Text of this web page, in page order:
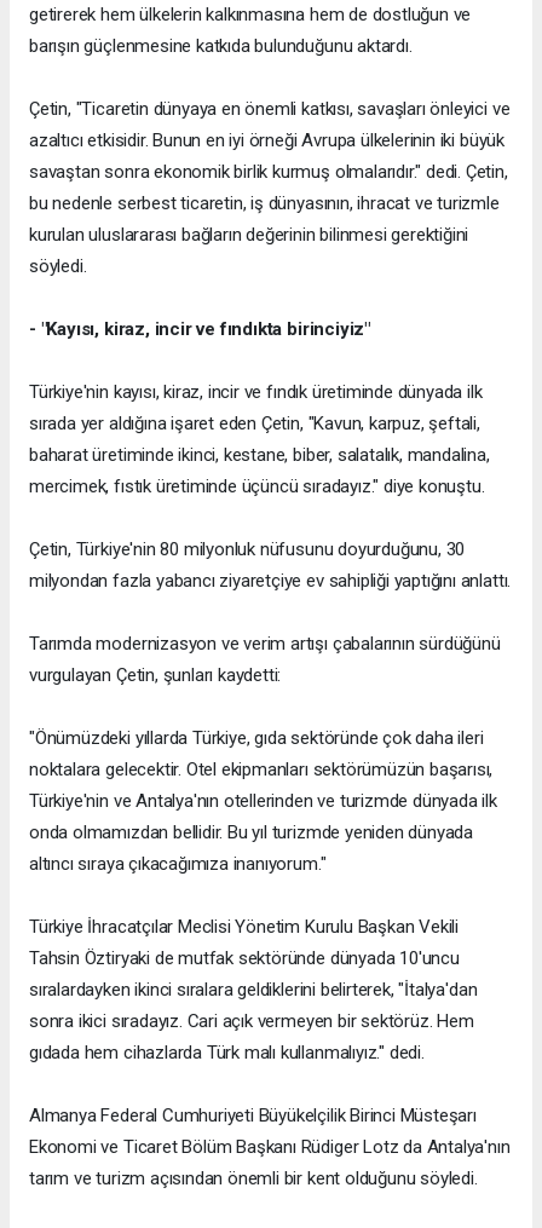
getirerek hem ülkelerin kalkınmasına hem de dostluğun ve
barışın güçlenmesine katkıda bulunduğunu aktardı.
Çetin, "Ticaretin dünyaya en önemli katkısı, savaşları önleyici ve
azaltıcı etkisidir. Bunun en iyi örneği Avrupa ülkelerinin iki büyük
savaştan sonra ekonomik birlik kurmuş olmalarıdır." dedi. Çetin,
bu nedenle serbest ticaretin, iş dünyasının, ihracat ve turizmle
kurulan uluslararası bağların değerinin bilinmesi gerektiğini
söyledi.
- "Kayısı, kiraz, incir ve fındıkta birinciyiz"
Türkiye'nin kayısı, kiraz, incir ve fındık üretiminde dünyada ilk
sırada yer aldığına işaret eden Çetin, "Kavun, karpuz, şeftali,
baharat üretiminde ikinci, kestane, biber, salatalık, mandalina,
mercimek, fıstık üretiminde üçüncü sıradayız." diye konuştu.
Çetin, Türkiye'nin 80 milyonluk nüfusunu doyurduğunu, 30
milyondan fazla yabancı ziyaretçiye ev sahipliği yaptığını anlattı.
Tarımda modernizasyon ve verim artışı çabalarının sürdüğünü
vurgulayan Çetin, şunları kaydetti:
"Önümüzdeki yıllarda Türkiye, gıda sektöründe çok daha ileri
noktalara gelecektir. Otel ekipmanları sektörümüzün başarısı,
Türkiye'nin ve Antalya'nın otellerinden ve turizmde dünyada ilk
onda olmamızdan bellidir. Bu yıl turizmde yeniden dünyada
altıncı sıraya çıkacağımıza inanıyorum."
Türkiye İhracatçılar Meclisi Yönetim Kurulu Başkan Vekili
Tahsin Öztiryaki de mutfak sektöründe dünyada 10'uncu
sıralardayken ikinci sıralara geldiklerini belirterek, "İtalya'dan
sonra ikici sıradayız. Cari açık vermeyen bir sektörüz. Hem
gıdada hem cihazlarda Türk malı kullanmalıyız." dedi.
Almanya Federal Cumhuriyeti Büyükelçilik Birinci Müsteşarı
Ekonomi ve Ticaret Bölüm Başkanı Rüdiger Lotz da Antalya'nın
tarım ve turizm açısından önemli bir kent olduğunu söyledi.